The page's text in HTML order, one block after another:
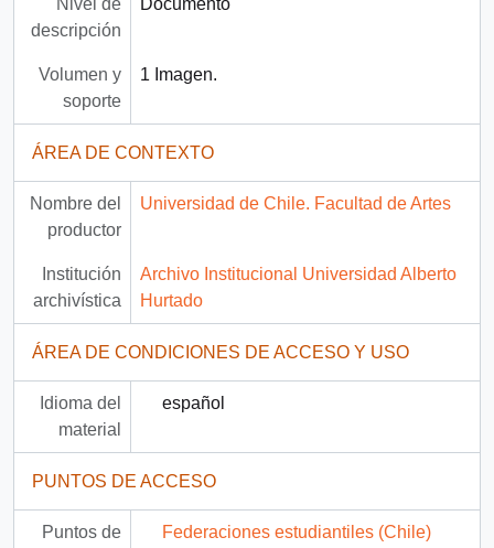
Nivel de
descripción
Documento
Volumen y
soporte
1 Imagen.
ÁREA DE CONTEXTO
Nombre del
productor
Universidad de Chile. Facultad de Artes
Institución
archivística
Archivo Institucional Universidad Alberto
Hurtado
ÁREA DE CONDICIONES DE ACCESO Y USO
Idioma del
material
español
PUNTOS DE ACCESO
Puntos de
Federaciones estudiantiles (Chile)